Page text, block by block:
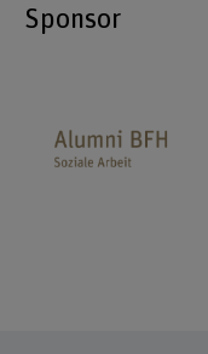
Sponsor